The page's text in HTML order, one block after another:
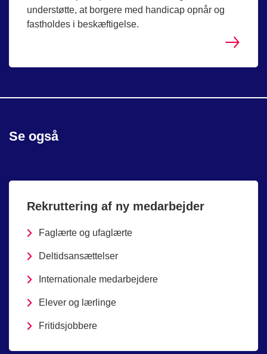
understøtte, at borgere med handicap opnår og
fastholdes i beskæftigelse.
Se også
Rekruttering af ny medarbejder
Faglærte og ufaglærte
Deltidsansættelser
Internationale medarbejdere
Elever og lærlinge
Fritidsjobbere